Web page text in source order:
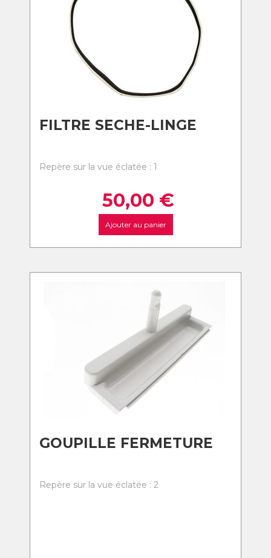
FILTRE SECHE-LINGE
Repère sur la vue éclatée : 1
50,00 €
Ajouter au panier
GOUPILLE FERMETURE
Repère sur la vue éclatée : 2